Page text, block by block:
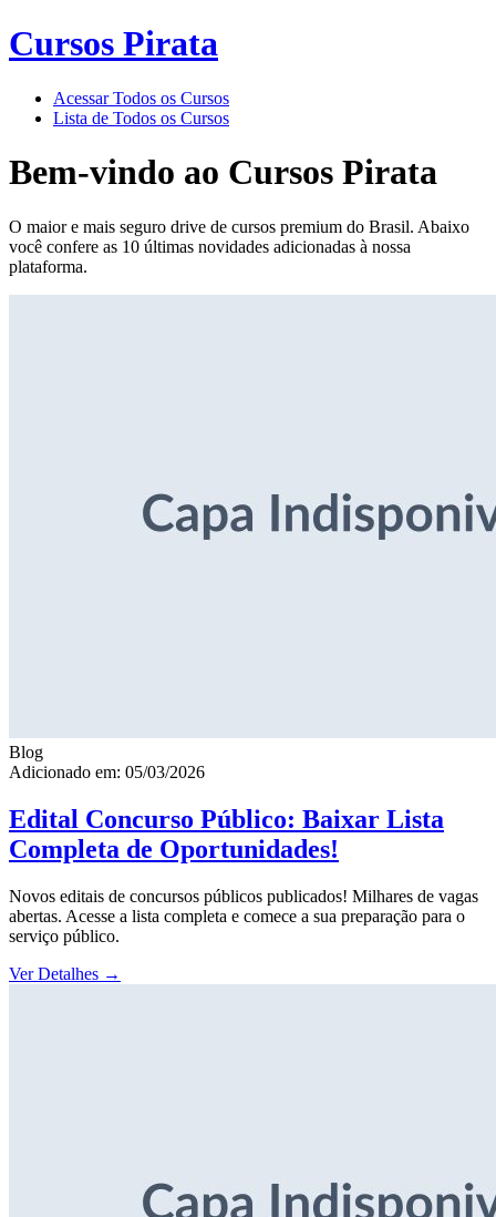
Cursos Pirata
Acessar Todos os Cursos
Lista de Todos os Cursos
Bem-vindo ao Cursos Pirata
O maior e mais seguro drive de cursos premium do Brasil. Abaixo
você confere as 10 últimas novidades adicionadas à nossa
plataforma.
Blog
Adicionado em: 05/03/2026
Edital Concurso Público: Baixar Lista
Completa de Oportunidades!
Novos editais de concursos públicos publicados! Milhares de vagas
abertas. Acesse a lista completa e comece a sua preparação para o
serviço público.
Ver Detalhes →